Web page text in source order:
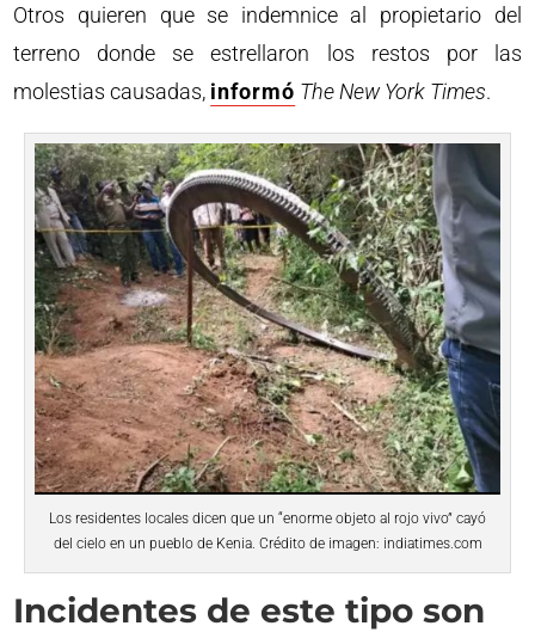
Otros quieren que se indemnice al propietario del
terreno donde se estrellaron los restos por las
molestias causadas, informó The New York Times.
Los residentes locales dicen que un “enorme objeto al rojo vivo” cayó
del cielo en un pueblo de Kenia. Crédito de imagen: indiatimes.com
Incidentes de este tipo son